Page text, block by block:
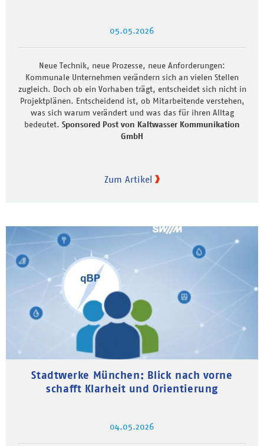
05.05.2026
Neue Technik, neue Prozesse, neue Anforderungen:
Kommunale Unternehmen verändern sich an vielen Stellen
zugleich. Doch ob ein Vorhaben trägt, entscheidet sich nicht in
Projektplänen. Entscheidend ist, ob Mitarbeitende verstehen,
was sich warum verändert und was das für ihren Alltag
bedeutet. Sponsored Post von Kaltwasser Kommunikation
GmbH
Zum Artikel
Stadtwerke München: Blick nach vorne
schafft Klarheit und Orientierung
04.05.2026